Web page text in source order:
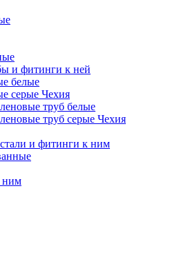
и фитинги к ней
белые
серые Чехия
труб белые
труб серые Чехия
и фитинги к ним
ним